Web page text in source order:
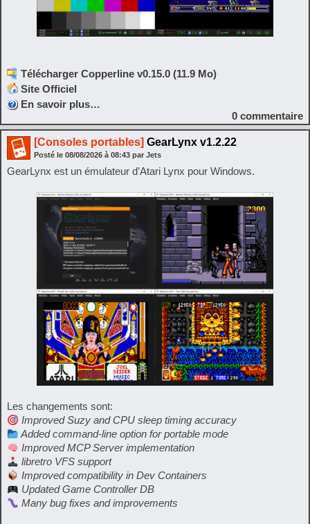
Télécharger Copperline v0.15.0 (11.9 Mo)
Site Officiel
En savoir plus…
0 commentaire
[Consoles portables] GearLynx v1.2.22
Posté le 08/08/2026 à 08:43 par Jets
GearLynx est un émulateur d’Atari Lynx pour Windows.
Les changements sont:
Improved Suzy and CPU sleep timing accuracy
Added command-line option for portable mode
Improved MCP Server implementation
libretro VFS support
Improved compatibility in Dev Containers
Updated Game Controller DB
Many bug fixes and improvements